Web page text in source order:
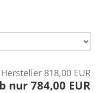
818,00 EUR
nur 784,00 EUR